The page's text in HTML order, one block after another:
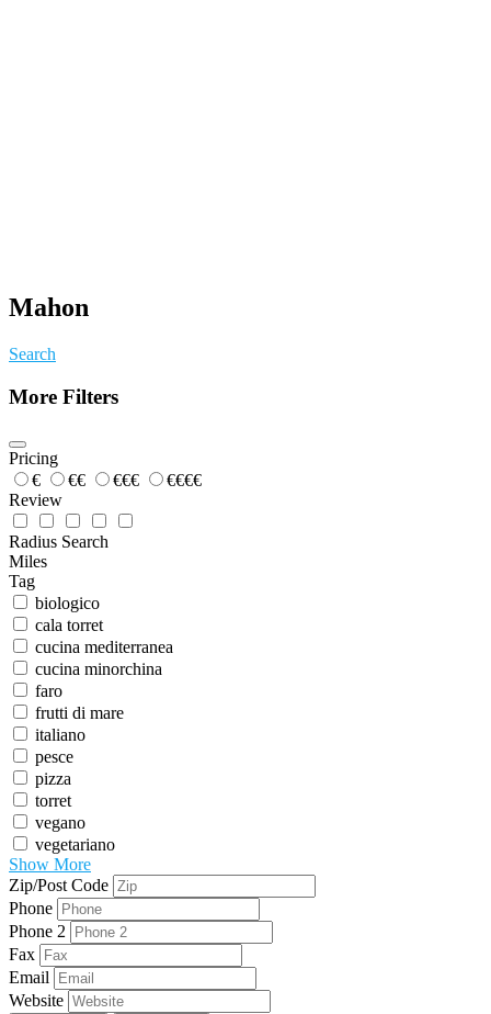
Mahon
Search
More Filters
Pricing
€
€€ €€€
€€€€
Review
Radius Search
Miles
Tag
biologico
cala torret
cucina mediterranea
cucina minorchina
faro
frutti di mare
italiano
pesce
pizza
torret
vegano
vegetariano
Show More
Zip/Post Code
Phone
Phone 2
Fax
Email
Website